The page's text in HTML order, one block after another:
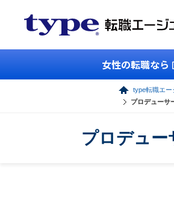
女性の転職なら
type転職エー
プロデューサ
プロデュー